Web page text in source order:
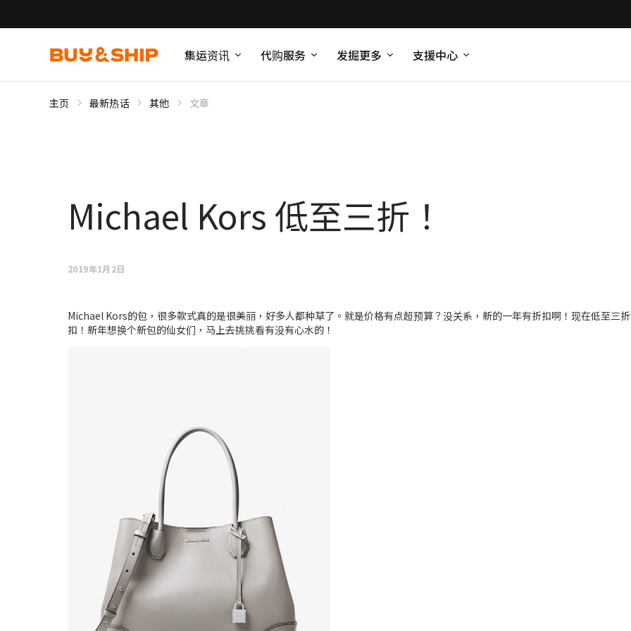
集运资讯 代购服务 发掘更多 支援中心
主页 最新热话 其他 文章
Michael Kors 低至三折！
2019年1月2日
Michael Kors的包，很多款式真的是很美丽，好多人都种草了。就是价格有点超预算？没关系，新的一年有折扣啊！现在低至三
扣！新年想换个新包的仙女们，马上去挑挑看有没有心水的！